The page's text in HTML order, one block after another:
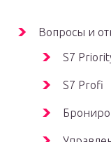
Вопросы и
S7
S7 Profi